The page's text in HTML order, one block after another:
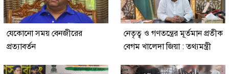
যেকোনো সময় বেনজীরের
প্রত্যাবর্তন
নেতৃত্ব ও গণতন্ত্রের মূর্তমান প্রতীক
বেগম খালেদা জিয়া : তথ্যমন্ত্রী